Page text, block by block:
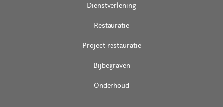
Dienstverlening
Restauratie
Project restauratie
Bijbegraven
Onderhoud